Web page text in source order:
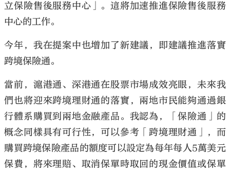
立保險售後服務中心」。這將加速推進保險售後服務
中心的工作。
今年，我在提案中也增加了新建議，即建議推進落實
跨境保險通。
當前，滬港通、深港通在股票市場成效亮眼，未來我
們也將迎來跨境理財通的落實，兩地市民能夠通過銀
行體系購買到兩地金融產品。我認為，「保險通」的
概念同樣具有可行性，可以參考「跨境理財通」，而
購買跨境保險產品的額度可以設定為每年每人5萬美元
保費，將來理賠、取消保單時取回的現金價值或保單